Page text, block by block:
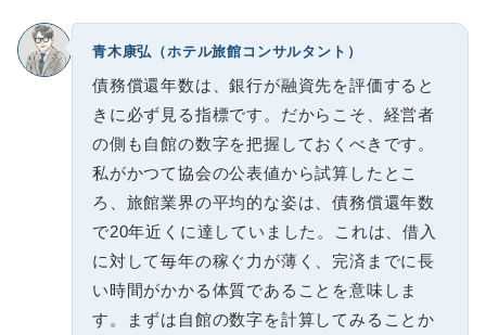
青木康弘（ホテル旅館コンサルタント）
債務償還年数は、銀行が融資先を評価すると
きに必ず見る指標です。だからこそ、経営者
の側も自館の数字を把握しておくべきです。
私がかつて協会の公表値から試算したとこ
ろ、旅館業界の平均的な姿は、債務償還年数
で20年近くに達していました。これは、借入
に対して毎年の稼ぐ力が薄く、完済までに長
い時間がかかる体質であることを意味しま
す。まずは自館の数字を計算してみることか